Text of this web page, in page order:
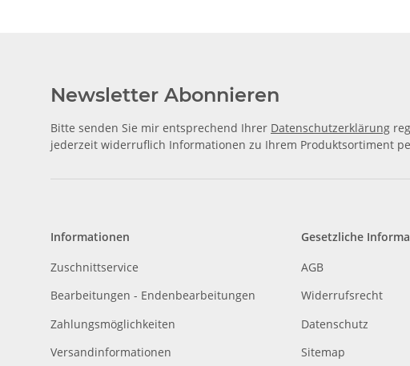
Newsletter Abonnieren
Bitte senden Sie mir entsprechend Ihrer Datenschutzerklärung
jederzeit widerruflich Informationen zu Ihrem Produktsortiment
Informationen
Zuschnittservice
Bearbeitungen - Endenbearbeitungen
Zahlungsmöglichkeiten
Versandinformationen
Gesetzliche
AGB
Widerrufsrecht
Datenschutz
Sitemap